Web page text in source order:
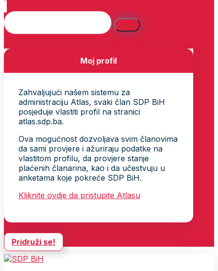
Moj profil
Zahvaljujući našem sistemu za
administraciju Atlas, svaki član SDP BiH
posjeduje vlastiti profil na stranici
atlas.sdp.ba.
Ova mogućnost dozvoljava svim članovima
da sami provjere i ažuriraju podatke na
vlastitom profilu, da provjere stanje
plaćenih članarina, kao i da učestvuju u
anketama koje pokreće SDP BiH.
Kliknite ovdje da pristupite Atlasu
Pridruži se!